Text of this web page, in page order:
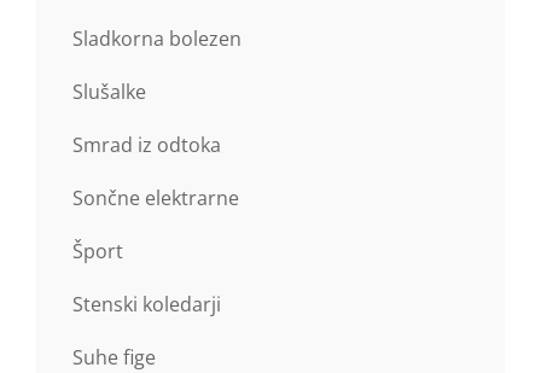
Sladkorna bolezen
Slušalke
Smrad iz odtoka
Sončne elektrarne
Šport
Stenski koledarji
Suhe fige